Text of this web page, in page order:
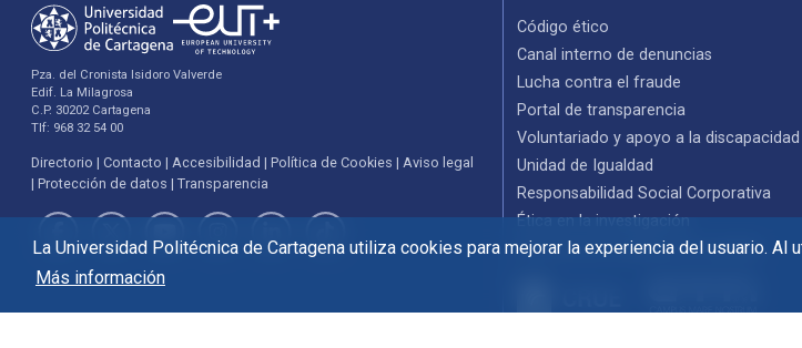
La Universidad Politécnica de Cartagena utiliza cookies para mejorar la experiencia del usuario.
Más información
Pza. del Cronista Isidoro Valverde
Edif. La Milagrosa
C.P. 30202 Cartagena
Tlf: 968 32 54 00
Directorio Contacto Accesibilidad Política de Cookies
Aviso legal
Protección de datos
Transparencia
Código ético
Canal interno de denuncias
Lucha contra el fraude
Portal de transparencia
Voluntariado y apoyo a la discapacidad
Unidad de Igualdad
Responsabilidad Social Corporativa
Ética en la investigación
Informes de rendición de cuentas